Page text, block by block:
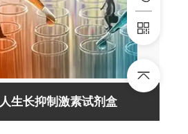
人生长抑制激素试剂盒